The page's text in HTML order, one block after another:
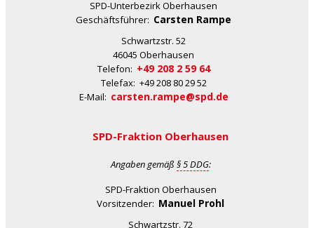
SPD-Unterbezirk Oberhausen
Geschäftsführer: Carsten Rampe
Schwartzstr. 52
46045 Oberhausen
Telefon: +49 208 2 59 64
Telefax: +49 208 80 29 52
E-Mail: carsten.rampe@spd.de
SPD-Fraktion Oberhausen
Angaben gemäß § 5 DDG:
SPD-Fraktion Oberhausen
Vorsitzender: Manuel Prohl
Schwartzstr. 72